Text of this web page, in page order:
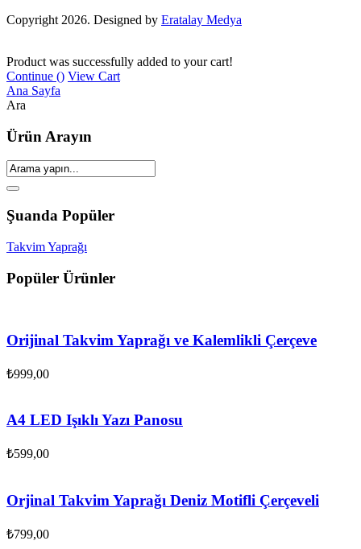
Copyright 2026. Designed by Eratalay Medya
Product was successfully added to your cart!
Continue () View Cart
Ana Sayfa
Ara
Ürün Arayın
Şuanda Popüler
Takvim Yaprağı
Popüler Ürünler
Orijinal Takvim Yaprağı ve Kalemlikli Çerçeve
₺999,00
A4 LED Işıklı Yazı Panosu
₺599,00
Orjinal Takvim Yaprağı Deniz Motifli Çerçeveli
₺799,00